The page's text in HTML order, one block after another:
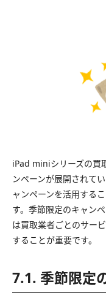
iPad miniシリーズの買
ンペーンが展開されて
ャンペーンを活用する
す。季節限定のキャン
は買取業者ごとのサー
することが重要です。
7.1. 季節限定